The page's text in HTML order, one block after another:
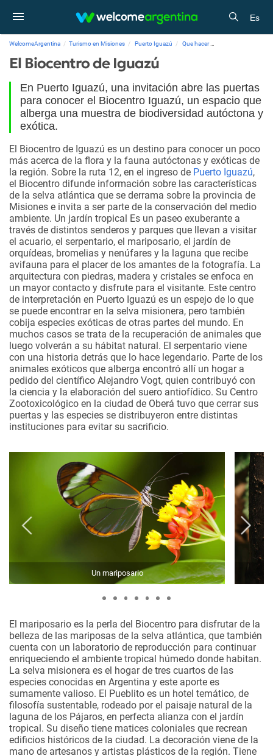
Es
WelcomeArgentina Turismo en Misiones Puerto Iguazú Que hacer
El Biocentro de Iguazú
En Puerto Iguazú, una invitación abre las puertas
para conocer el Biocentro Iguazú, un espacio que
alberga una muestra de biodiversidad autóctona y
exótica.
El Biocentro de Iguazú es un destino para conocer un poco
más acerca de la flora y la fauna autóctonas y exóticas de
la región. Sobre la ruta 12, en el ingreso de Puerto Iguazú,
el Biocentro difunde información sobre las características
de la selva atlántica que se derrama sobre la provincia de
Misiones e invita a ser parte de la conservación del medio
ambiente. Un jardín tropical Es un paseo exuberante a
través de distintos senderos y parques que llevan a visitar
el acuario, el serpentario, el mariposario, el jardín de
orquídeas, bromelias y nenúfares y la laguna que recibe
avifauna para el placer de los amantes de la fotografía. La
arquitectura con piedras, madera y cristales se enfoca en
un mayor contacto y disfrute para el visitante. Este centro
de interpretación en Puerto Iguazú es un espejo de lo que
se puede encontrar en la selva misionera, pero también
cobija especies exóticas de otras partes del mundo. En
muchos casos se trata de la recuperación de animales que
luego volverán a su hábitat natural. El serpentario viene
con una historia detrás que lo hace legendario. Parte de los
animales exóticos que alberga encontró allí un hogar a
pedido del científico Alejandro Vogt, quien contribuyó con
la ciencia y la elaboración del suero antiofídico. Su Centro
Zootoxicológico en la ciudad de Oberá tuvo que cerrar sus
puertas y las especies se distribuyeron entre distintas
instituciones para evitar su sacrificio.
Un mariposario
El mariposario es la perla del Biocentro para disfrutar de la
belleza de las mariposas de la selva atlántica, que también
cuenta con un laboratorio de reproducción para continuar
enriqueciendo el ambiente tropical húmedo donde habitan.
La selva misionera es el hogar de tres cuartos de las
especies conocidas en Argentina y este aporte es
sumamente valioso. El Pueblito es un hotel temático, de
filosofía sustentable, rodeado por el paisaje natural de la
laguna de los Pájaros, en perfecta alianza con el jardín
tropical. Su diseño tiene matices coloniales que recrean
edificios históricos de la ciudad. La decoración viene de la
mano de artesanos y artistas plásticos de la región. Tiene